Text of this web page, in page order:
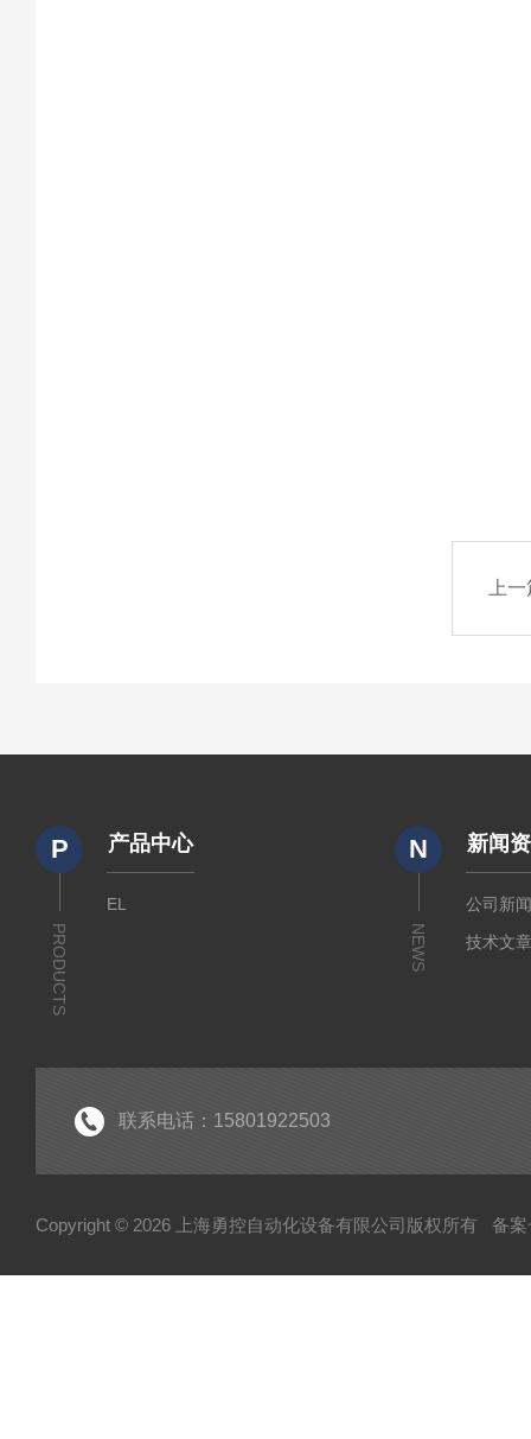
上
P
PRODUCTS
产品中心
EL
N
NEWS
新闻
公司新
技术文
联系电话：15801922503
Copyright © 2026 上海勇控自动化设备有限公司版权所有 备案